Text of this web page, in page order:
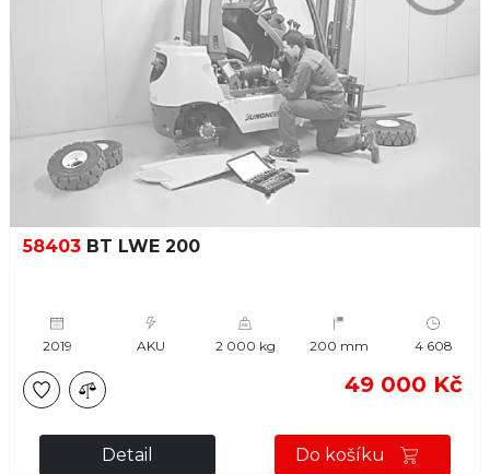
58403 BT LWE 200
2019 AKU 2 000 kg 200 mm 4 608
49 000 Kč
Detail Do košíku